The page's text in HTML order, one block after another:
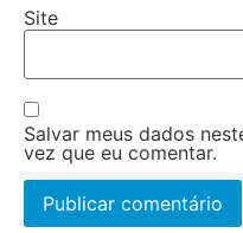
Site
Salvar meus dados
vez que eu comentar.